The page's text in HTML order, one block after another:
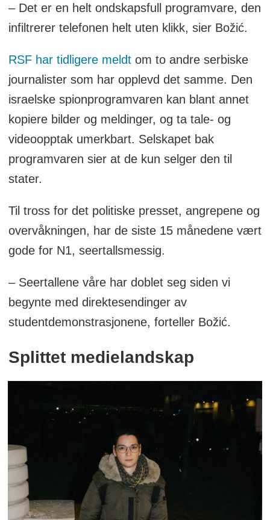
– Det er en helt ondskapsfull programvare, den
infiltrerer telefonen helt uten klikk, sier Božić.
RSF har tidligere meldtom to andre serbiske
journalister som har opplevd det samme. Den
israelske spionprogramvaren kan blant annet
kopiere bilder og meldinger, og ta tale- og
videoopptak umerkbart. Selskapet bak
programvaren sier at de kun selger den til
stater.
Til tross for det politiske presset, angrepene og
overvåkningen, har de siste 15 månedene vært
gode for N1, seertallsmessig.
– Seertallene våre har doblet seg siden vi
begynte med direktesendinger av
studentdemonstrasjonene, forteller Božić.
Splittet medielandskap